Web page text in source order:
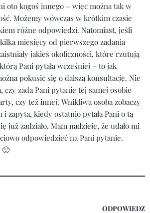
oto kogoś innego – więc można tak w
Możemy wówczas w krótkim czasie
różne odpowiedzi. Natomiast, jeśli
miesięcy od pierwszego zadania
jakieś okoliczności, które rzutują
Pani pytała wcześniej – to jak
pokusić się o dalszą konsultację. Nie
czy zada Pani pytanie tej samej osobie
czy też innej. Wnikliwa osoba zobaczy
i zapyta, kiedy ostatnio pytała Pani o tą
już zadziało. Mam nadzieję, że udało mi
odpowiedzieć na Pani pytanie.
🙂
ODPOWIEDZ